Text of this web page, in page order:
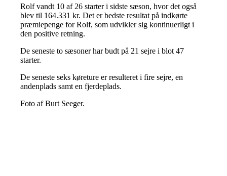
Rolf vandt 10 af 26 starter i sidste sæson, hvor det også
blev til 164.331 kr. Det er bedste resultat på indkørte
præmiepenge for Rolf, som udvikler sig kontinuerligt i
den positive retning.
De seneste to sæsoner har budt på 21 sejre i blot 47
starter.
De seneste seks køreture er resulteret i fire sejre, en
andenplads samt en fjerdeplads.
Foto af Burt Seeger.